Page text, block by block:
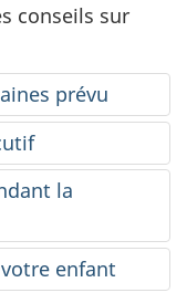
conseils sur
prévu
la
enfant